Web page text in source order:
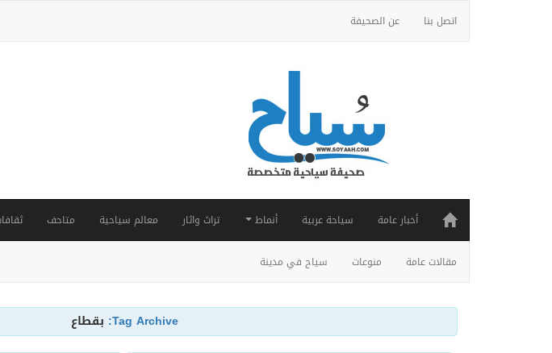
اتصل بنا عن الصحيفة
أخبار عامة سياحة عربية أنماط تراث واثار معالم سياحية متاحف
مقالات عامة منوعات سياح في مدينة
Tag Archive: بقطاع